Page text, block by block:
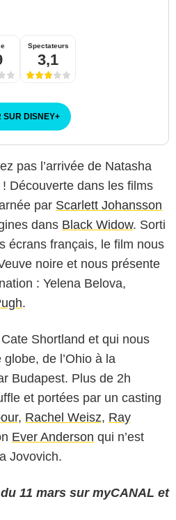
Spectateurs
3,1
SUR DISNEY+
pas l’arrivée de Natasha
Découverte dans les films
par Scarlett Johansson
dans Black Widow. Sorti
écrans français, le film nous
noire et nous présente
: Yelena Belova,
.
Shortland et qui nous
de l’Ohio à la
Budapest. Plus de 2h
et portées par un casting
, Rachel Weisz, Ray
Ever Anderson qui n’est
Jovovich.
11 mars sur myCANAL et